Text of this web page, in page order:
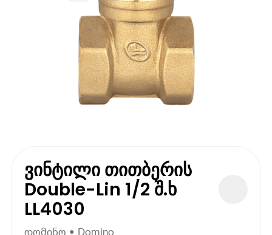
ვინტილი თითბერის
Double-Lin 1/2 შ.ხ
LL4030
დომინო • Domino